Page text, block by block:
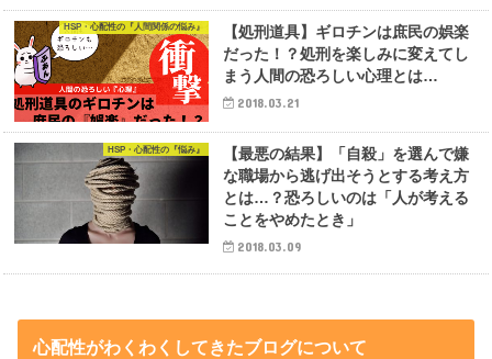
HSP・心配性の『人間関係の悩み』
【処刑道具】ギロチンは庶民の娯楽
だった！？処刑を楽しみに変えてし
まう人間の恐ろしい心理とは…
2018.03.21
HSP・心配性の『悩み』
【最悪の結果】「自殺」を選んで嫌
な職場から逃げ出そうとする考え方
とは…？恐ろしいのは「人が考える
ことをやめたとき」
2018.03.09
心配性がわくわくしてきたブログについて